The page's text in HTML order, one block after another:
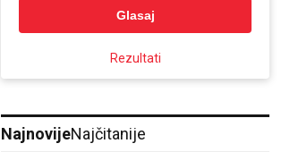
Glasaj
Rezultati
NajnovijeNajčitanije